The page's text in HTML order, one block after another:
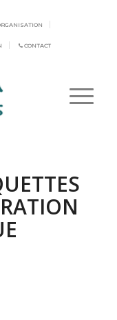
CONTACT